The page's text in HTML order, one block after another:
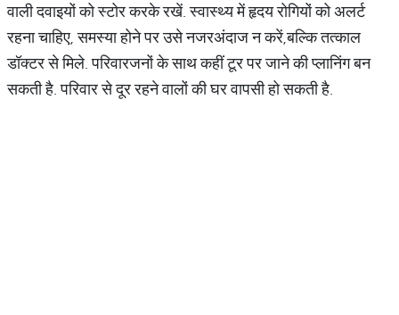
वाली दवाइयों को स्टोर करके रखें. स्वास्थ्य में हृदय रोगियों को अलर्ट
रहना चाहिए, समस्या होने पर उसे नजरअंदाज न करें,बल्कि तत्काल
डॉक्टर से मिले. परिवारजनों के साथ कहीं टूर पर जाने की प्लानिंग बन
सकती है. परिवार से दूर रहने वालों की घर वापसी हो सकती है.